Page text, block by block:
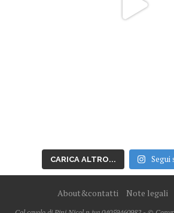
CARICA ALTRO... Segui
About&contatti Note legali